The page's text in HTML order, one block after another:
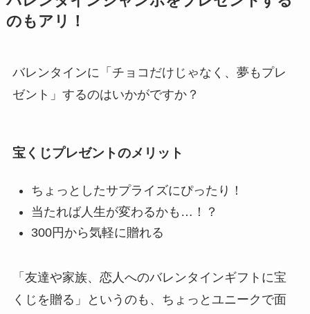
のもアリ！
バレンタインに「チョコだけじゃなく、夢もプレ
ゼント」するのはいかがですか？
宝くじプレゼントのメリット
ちょっとしたサプライズにぴったり！
当たれば人生が変わるかも…！？
300円から気軽に贈れる
「友達や家族、恋人へのバレンタインギフトに宝
くじを贈る」というのも、ちょっとユニークで面